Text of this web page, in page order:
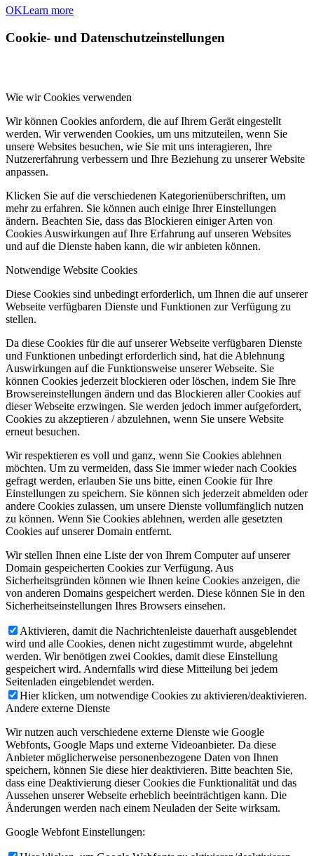
OKLearn more
Cookie- und Datenschutzeinstellungen
Wie wir Cookies verwenden
Wir können Cookies anfordern, die auf Ihrem Gerät eingestellt
werden. Wir verwenden Cookies, um uns mitzuteilen, wenn Sie
unsere Websites besuchen, wie Sie mit uns interagieren, Ihre
Nutzererfahrung verbessern und Ihre Beziehung zu unserer Website
anpassen.
Klicken Sie auf die verschiedenen Kategorienüberschriften, um
mehr zu erfahren. Sie können auch einige Ihrer Einstellungen
ändern. Beachten Sie, dass das Blockieren einiger Arten von
Cookies Auswirkungen auf Ihre Erfahrung auf unseren Websites
und auf die Dienste haben kann, die wir anbieten können.
Notwendige Website Cookies
Diese Cookies sind unbedingt erforderlich, um Ihnen die auf unserer
Webseite verfügbaren Dienste und Funktionen zur Verfügung zu
stellen.
Da diese Cookies für die auf unserer Webseite verfügbaren Dienste
und Funktionen unbedingt erforderlich sind, hat die Ablehnung
Auswirkungen auf die Funktionsweise unserer Webseite. Sie
können Cookies jederzeit blockieren oder löschen, indem Sie Ihre
Browsereinstellungen ändern und das Blockieren aller Cookies auf
dieser Webseite erzwingen. Sie werden jedoch immer aufgefordert,
Cookies zu akzeptieren / abzulehnen, wenn Sie unsere Website
erneut besuchen.
Wir respektieren es voll und ganz, wenn Sie Cookies ablehnen
möchten. Um zu vermeiden, dass Sie immer wieder nach Cookies
gefragt werden, erlauben Sie uns bitte, einen Cookie für Ihre
Einstellungen zu speichern. Sie können sich jederzeit abmelden oder
andere Cookies zulassen, um unsere Dienste vollumfänglich nutzen
zu können. Wenn Sie Cookies ablehnen, werden alle gesetzten
Cookies auf unserer Domain entfernt.
Wir stellen Ihnen eine Liste der von Ihrem Computer auf unserer
Domain gespeicherten Cookies zur Verfügung. Aus
Sicherheitsgründen können wie Ihnen keine Cookies anzeigen, die
von anderen Domains gespeichert werden. Diese können Sie in den
Sicherheitseinstellungen Ihres Browsers einsehen.
Aktivieren, damit die Nachrichtenleiste dauerhaft ausgeblendet
wird und alle Cookies, denen nicht zugestimmt wurde, abgelehnt
werden. Wir benötigen zwei Cookies, damit diese Einstellung
gespeichert wird. Andernfalls wird diese Mitteilung bei jedem
Seitenladen eingeblendet werden.
Hier klicken, um notwendige Cookies zu aktivieren/deaktivieren.
Andere externe Dienste
Wir nutzen auch verschiedene externe Dienste wie Google
Webfonts, Google Maps und externe Videoanbieter. Da diese
Anbieter möglicherweise personenbezogene Daten von Ihnen
speichern, können Sie diese hier deaktivieren. Bitte beachten Sie,
dass eine Deaktivierung dieser Cookies die Funktionalität und das
Aussehen unserer Webseite erheblich beeinträchtigen kann. Die
Änderungen werden nach einem Neuladen der Seite wirksam.
Google Webfont Einstellungen: